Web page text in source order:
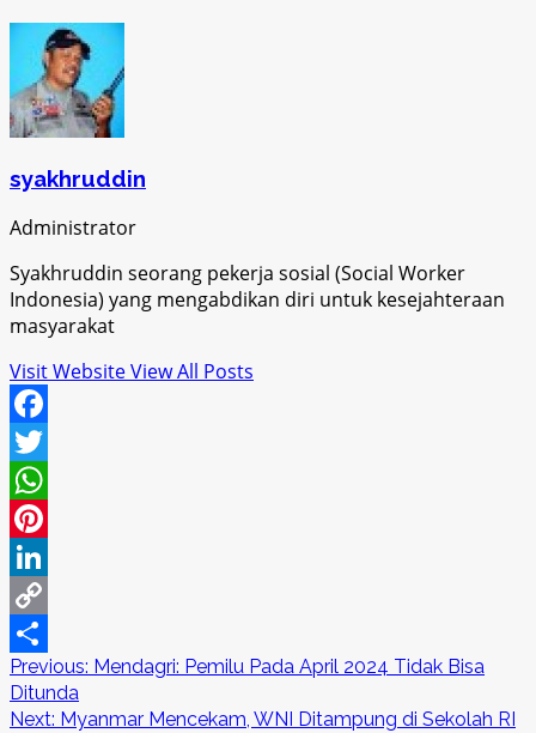
syakhruddin
Administrator
Syakhruddin seorang pekerja sosial (Social Worker
Indonesia) yang mengabdikan diri untuk kesejahteraan
masyarakat
Visit WebsiteView All Posts
Facebook
Twitter
WhatsApp
Pinterest
LinkedIn
Copy
Link
Share
Post
navigation
Previous: Mendagri: Pemilu Pada April 2024 Tidak Bisa
Ditunda
Next: Myanmar Mencekam, WNI Ditampung di Sekolah RI